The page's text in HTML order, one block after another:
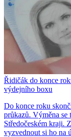
Řidičák do konce
výdejního boxu
Do konce roku
průkazů. Výměna se
Středočeském kraji.
vyzvednout si ho na